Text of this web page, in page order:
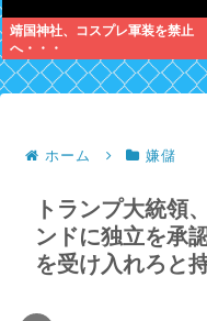
靖国神社、コスプレ軍装を禁止
へ・・・
ホーム 嫌儲
トランプ大統領
ンドに独立を承
を受け入れろと